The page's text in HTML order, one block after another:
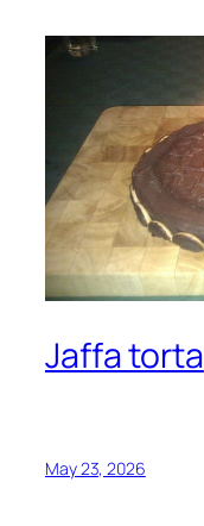
Jaffa torta
May 23, 2026